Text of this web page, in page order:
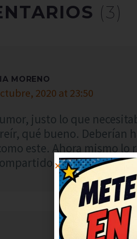
(3)
MORENO
2020 at 23:50
justo lo que
qué bueno. Deberían
este. Ahora mismo lo